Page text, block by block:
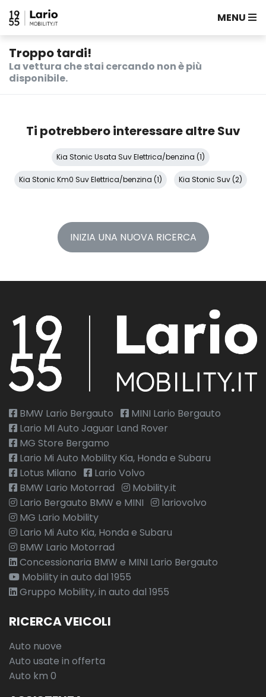
MENU
Troppo tardi!
La vettura che stai cercando non è più
disponibile.
Ti potrebbero interessare altre Suv
Kia Stonic Usata Suv Elettrica/benzina (1)
Kia Stonic Km0 Suv Elettrica/benzina (1) Kia Stonic Suv (2)
INIZIA UNA NUOVA RICERCA
BMW Lario Bergauto
MINI Lario Bergauto
Lario MI Auto Jaguar Land Rover
MG Store Bergamo
Lario Mi Auto Mobility Kia, Honda e Subaru
Lotus Milano
Lario Volvo
BMW Lario Motorrad
Mobility.it
Lario Bergauto BMW e MINI
lariovolvo
MG Lario Mobility
Lario Mi Auto Kia, Honda e Subaru
BMW Lario Motorrad
Concessionaria BMW e MINI Lario Bergauto
Mobility in auto dal 1955
Gruppo Mobility, in auto dal 1955
RICERCA VEICOLI
Auto nuove
Auto usate in offerta
Auto km 0